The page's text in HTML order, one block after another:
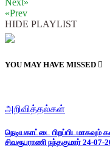
Next»
«Prev
HIDE PLAYLIST
YOU MAY HAVE MISSED
அறிவித்தல்கள்
நெடியகாட்டை
சிவரூபராணி நந்தகுமார் 24-